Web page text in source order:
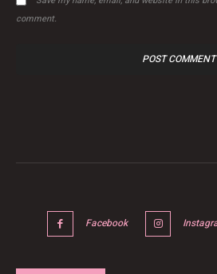
comment.
Facebook